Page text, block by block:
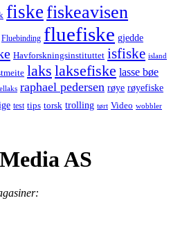
fiskefiskeavisen
Fluebinding fluefiske gjedde
Havforskningsinstituttet isfiske island
laks laksefiske lasse bøe
raphael pedersen røye røyefiske
test tips torsk trolling tørt Video wobbler
AS